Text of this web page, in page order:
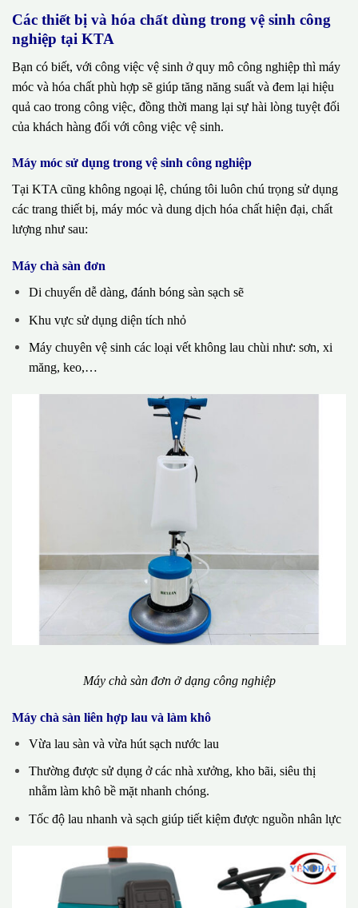
Các thiết bị và hóa chất dùng trong vệ sinh công
nghiệp tại KTA
Bạn có biết, với công việc vệ sinh ở quy mô công nghiệp thì máy
móc và hóa chất phù hợp sẽ giúp tăng năng suất và đem lại hiệu
quả cao trong công việc, đồng thời mang lại sự hài lòng tuyệt đối
của khách hàng đối với công việc vệ sinh.
Máy móc sử dụng trong vệ sinh công nghiệp
Tại KTA cũng không ngoại lệ, chúng tôi luôn chú trọng sử dụng
các trang thiết bị, máy móc và dung dịch hóa chất hiện đại, chất
lượng như sau:
Máy chà sàn đơn
Di chuyển dễ dàng, đánh bóng sàn sạch sẽ
Khu vực sử dụng diện tích nhỏ
Máy chuyên vệ sinh các loại vết không lau chùi như: sơn, xi
măng, keo,…
Máy chà sàn đơn ở dạng công nghiệp
Máy chà sàn liên hợp lau và làm khô
Vừa lau sàn và vừa hút sạch nước lau
Thường được sử dụng ở các nhà xưởng, kho bãi, siêu thị
nhằm làm khô bề mặt nhanh chóng.
Tốc độ lau nhanh và sạch giúp tiết kiệm được nguồn nhân lực